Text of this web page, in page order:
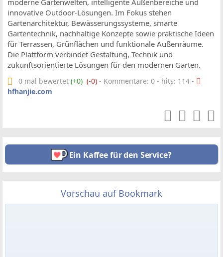
moderne Gartenwelten, intelligente Außenbereiche und
innovative Outdoor-Lösungen. Im Fokus stehen
Gartenarchitektur, Bewässerungssysteme, smarte
Gartentechnik, nachhaltige Konzepte sowie praktische Ideen
für Terrassen, Grünflächen und funktionale Außenräume.
Die Plattform verbindet Gestaltung, Technik und
zukunftsorientierte Lösungen für den modernen Garten.
0 mal bewertet (+0) (-0) - Kommentare: 0 - hits: 114 -
hfhanjie.com
Ein Kaffee für den Service?
Vorschau auf Bookmark